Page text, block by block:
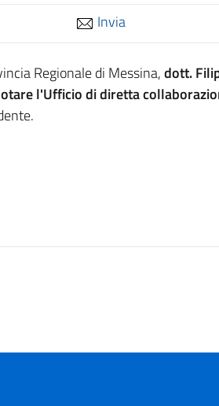
Invia
Regionale di Messina,dott.
l'Ufficio di diretta